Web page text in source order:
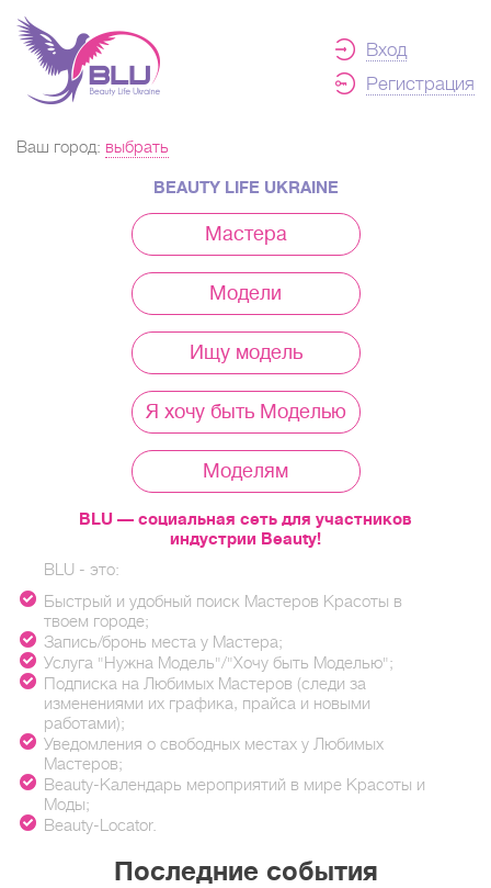
Вход
Регистрация
Ваш город: выбрать
BEAUTY LIFE UKRAINE
Мастера
Модели
Ищу модель
Я хочу быть Моделью
Моделям
BLU — социальная сеть для участников
индустрии Beauty!
BLU - это:
Быстрый и удобный поиск Мастеров Красоты в
твоем городе;
Запись/бронь места у Мастера;
Услуга "Нужна Модель"/"Хочу быть Моделью";
Подписка на Любимых Мастеров (следи за
изменениями их графика, прайса и новыми
работами);
Уведомления о свободных местах у Любимых
Мастеров;
Beauty-Календарь мероприятий в мире Красоты и
Моды;
Beauty-Locator.
Последние события